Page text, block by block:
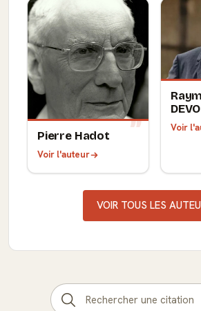
Pierre Hadot
Voir l'auteur
Voir
VOIR TOUS LES